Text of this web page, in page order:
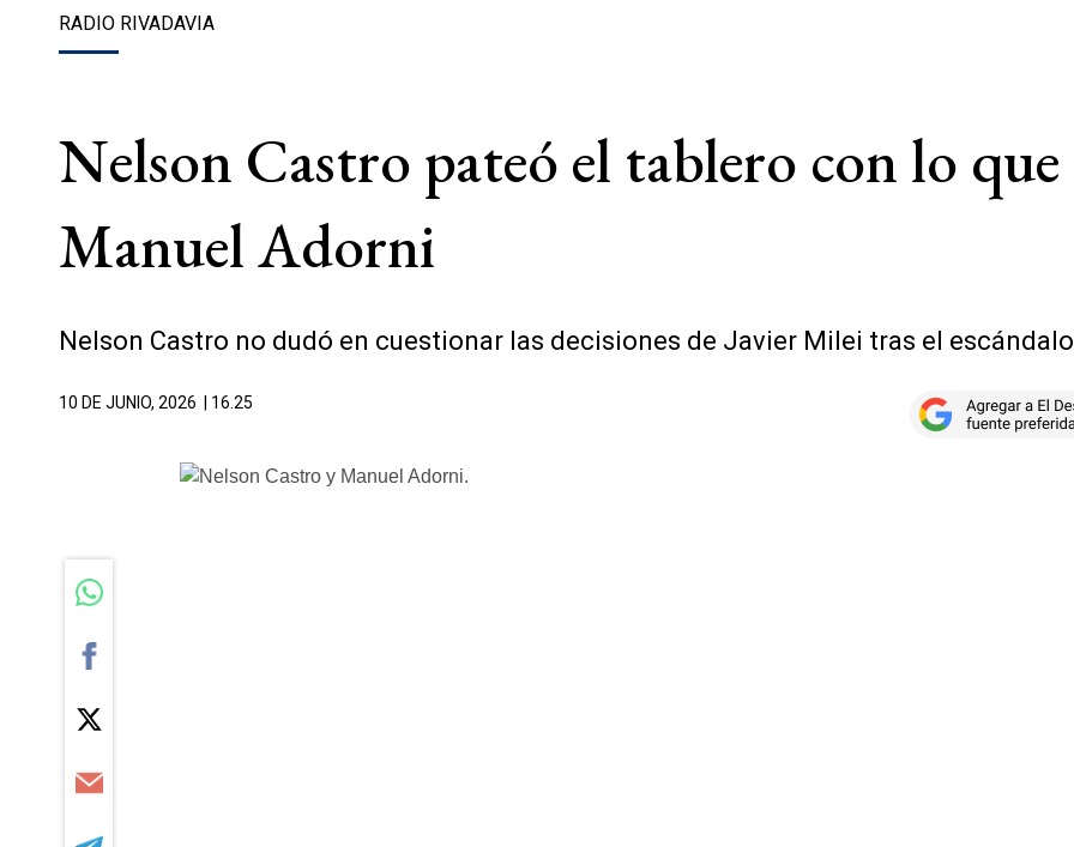
RADIO RIVADAVIA
Nelson Castro pateó el tablero con lo
Manuel Adorni
Nelson Castro no dudó en cuestionar las decisiones de Javier Milei tras el
10 DE JUNIO, 2026 | 16.25